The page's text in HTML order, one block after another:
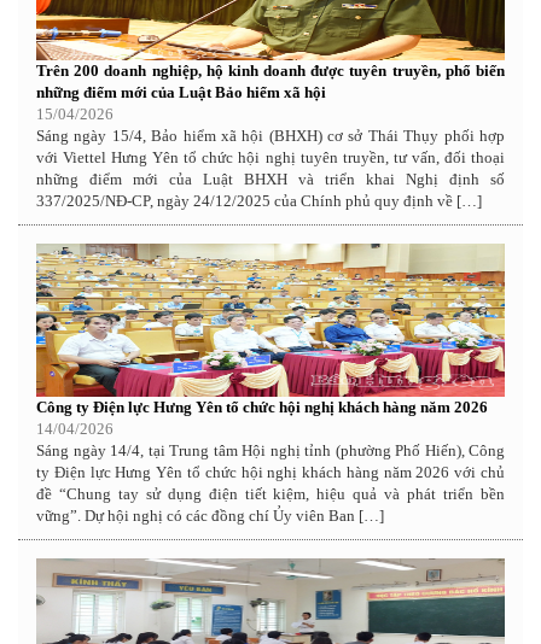
Trên 200 doanh nghiệp, hộ kinh doanh được tuyên truyền, phổ biến
những điểm mới của Luật Bảo hiểm xã hội
15/04/2026
Sáng ngày 15/4, Bảo hiểm xã hội (BHXH) cơ sở Thái Thụy phối hợp
với Viettel Hưng Yên tổ chức hội nghị tuyên truyền, tư vấn, đối thoại
những điểm mới của Luật BHXH và triển khai Nghị định số
337/2025/NĐ-CP, ngày 24/12/2025 của Chính phủ quy định về […]
Công ty Điện lực Hưng Yên tổ chức hội nghị khách hàng năm 2026
14/04/2026
Sáng ngày 14/4, tại Trung tâm Hội nghị tỉnh (phường Phố Hiến), Công
ty Điện lực Hưng Yên tổ chức hội nghị khách hàng năm 2026 với chủ
đề “Chung tay sử dụng điện tiết kiệm, hiệu quả và phát triển bền
vững”. Dự hội nghị có các đồng chí Ủy viên Ban […]